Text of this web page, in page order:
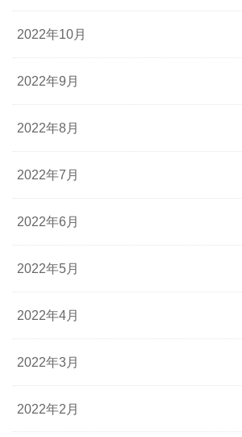
2022年10月
2022年9月
2022年8月
2022年7月
2022年6月
2022年5月
2022年4月
2022年3月
2022年2月